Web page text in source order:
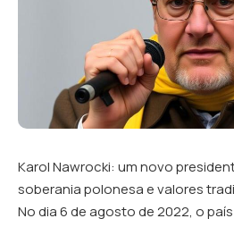
Karol Nawrocki: um novo
soberania polonesa e valores
No dia 6 de agosto de 2022, o